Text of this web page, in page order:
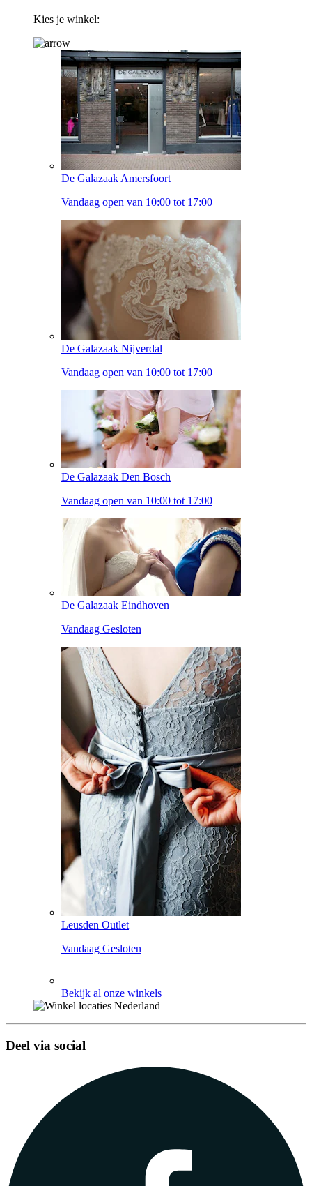
Kies je winkel:
De Galazaak Amersfoort
Vandaag open van 10:00 tot 17:00
De Galazaak Nijverdal
Vandaag open van 10:00 tot 17:00
De Galazaak Den Bosch
Vandaag open van 10:00 tot 17:00
De Galazaak Eindhoven
Vandaag Gesloten
Leusden Outlet
Vandaag Gesloten
Bekijk al onze winkels
Deel via social